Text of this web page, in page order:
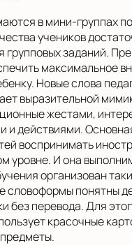
в мини-группах
учеников
групповых заданий.
максимальное
Новые слова
выразительной
жестами,
и действиями.
воспринимать
уровне. И она
организован
словоформы понятны
без перевода. Для
красочные